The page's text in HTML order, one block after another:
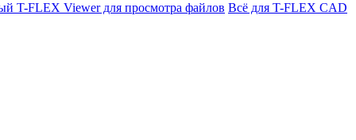
T-FLEX Viewer для просмотра файлов Всё для T-FLEX CAD